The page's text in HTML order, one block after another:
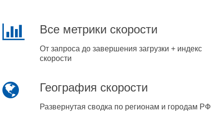
Все метрики скорости
От запроса до завершения загрузки + индекс
скорости
География скорости
Развернутая сводка по регионам и городам РФ